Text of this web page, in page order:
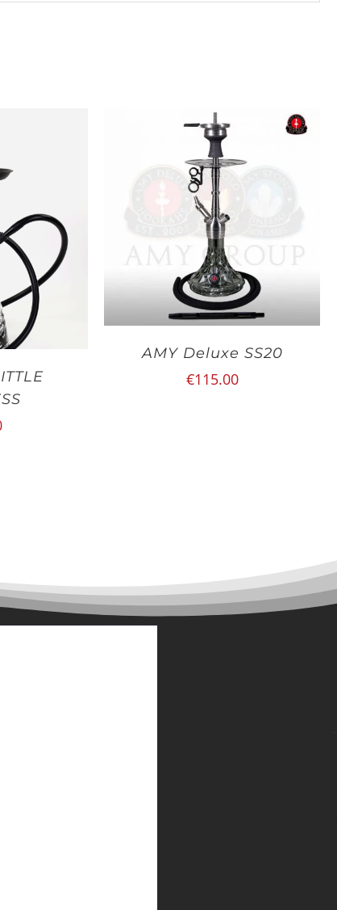
DIT
PRODUCT
HEEFT
MEERDERE
VARIATIES.
DEZE
KAN
GEKOZEN
AMY Deluxe SS20
€115.00